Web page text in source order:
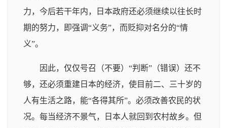
力，今后若干年内，日本政府还必须继续以往长时
期的努力，即强调“义务”，而贬抑对名分的“情
义”。
因此，仅仅号召（不要）“判断”（错误）还不
够，还必须重建日本的经济，使目前二、三十岁的
人有生活之路，能“各得其所”。必须改善农民的状
况。每当经济不景气，日本人就回到农村故乡。但